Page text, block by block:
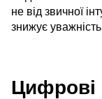
не від звичної
знижує
Цифрові